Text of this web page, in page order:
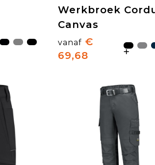
Werkbroek
Canvas
vanaf €
69,68